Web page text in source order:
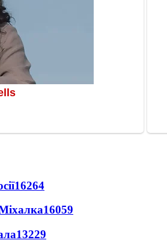
16264
16059
13229